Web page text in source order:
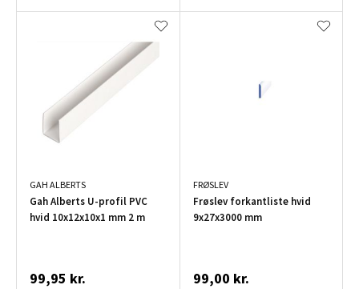
GAH ALBERTS
Gah Alberts U-profil PVC
hvid 10x12x10x1 mm 2 m
99,95 kr.
FRØSLEV
Frøslev forkantliste hvid
9x27x3000 mm
99,00 kr.